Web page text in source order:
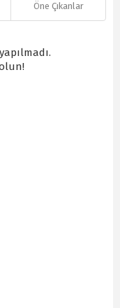
Öne Çıkanlar